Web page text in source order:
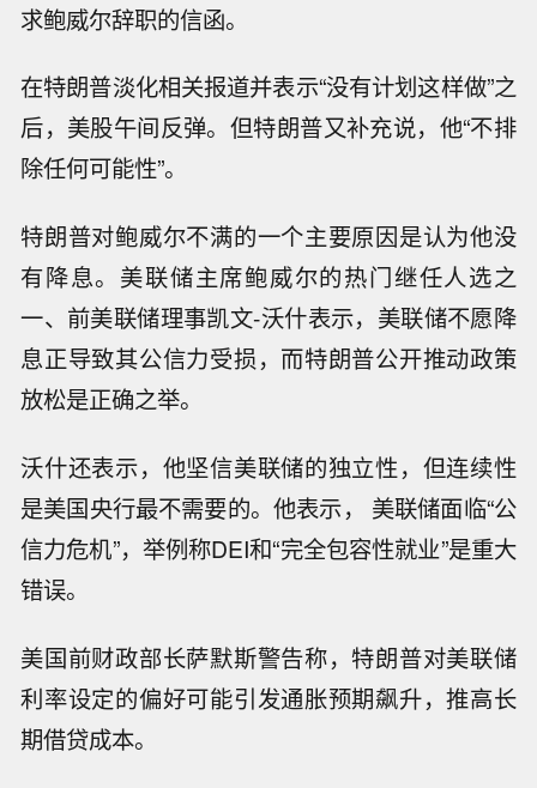
求鲍威尔辞职的信函。
在特朗普淡化相关报道并表示“没有计划这样做”之
后，美股午间反弹。但特朗普又补充说，他“不排
除任何可能性”。
特朗普对鲍威尔不满的一个主要原因是认为他没
有降息。美联储主席鲍威尔的热门继任人选之
一、前美联储理事凯文-沃什表示，美联储不愿降
息正导致其公信力受损，而特朗普公开推动政策
放松是正确之举。
沃什还表示，他坚信美联储的独立性，但连续性
是美国央行最不需要的。他表示， 美联储面临“公
信力危机”，举例称DEI和“完全包容性就业”是重大
错误。
美国前财政部长萨默斯警告称，特朗普对美联储
利率设定的偏好可能引发通胀预期飙升，推高长
期借贷成本。